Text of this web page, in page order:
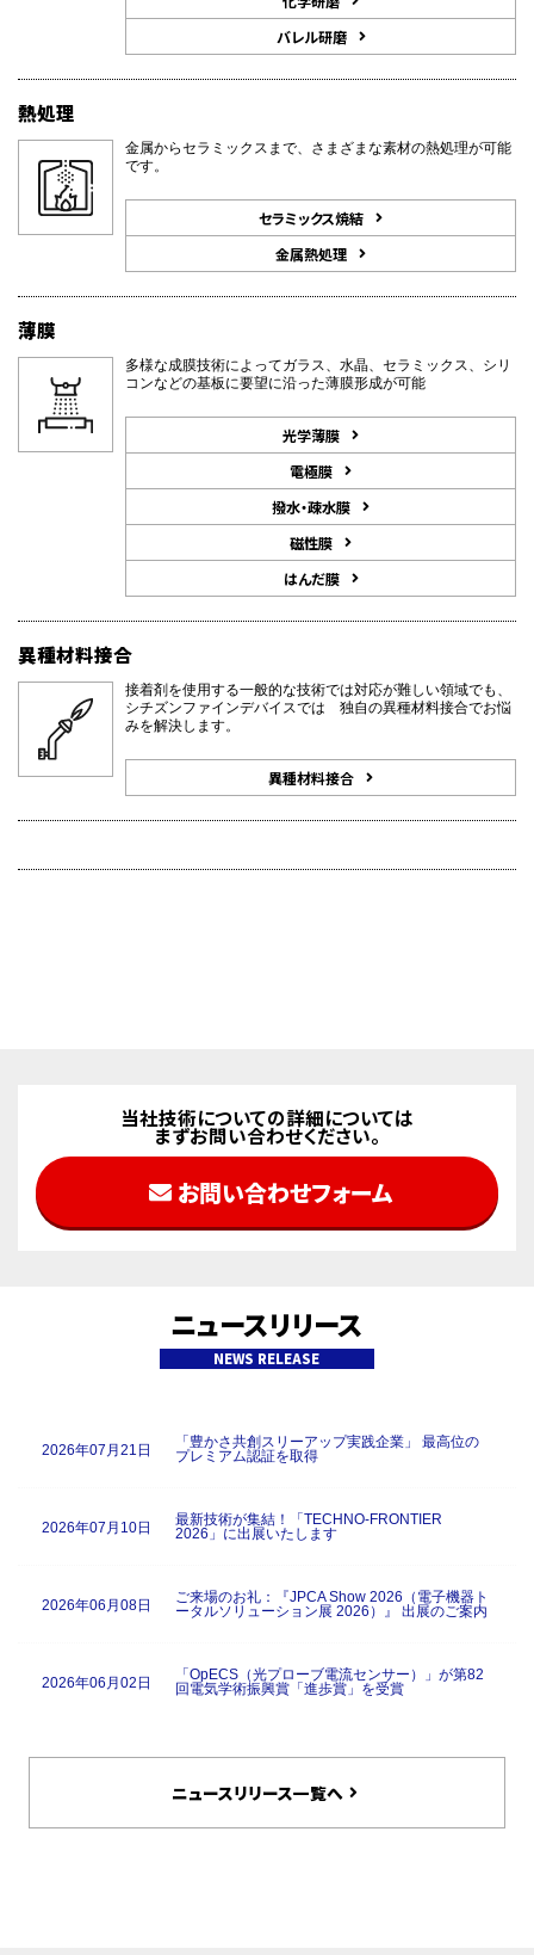
バレル研磨
熱処理
金属からセラミックスまで、さまざまな素材の熱処理が可能
です。
セラミックス焼結
金属熱処理
薄膜
多様な成膜技術によってガラス、水晶、セラミックス、シリ
コンなどの基板に要望に沿った薄膜形成が可能
光学薄膜
電極膜
撥水・疎水膜
磁性膜
はんだ膜
異種材料接合
接着剤を使用する一般的な技術では対応が難しい領域でも、
シチズンファインデバイスでは 独自の異種材料接合でお悩
みを解決します。
異種材料接合
当社技術についての詳細については
まずお問い合わせください。
お問い合わせフォーム
ニュースリリース
NEWS RELEASE
「豊かさ共創スリーアップ実践企業」 最高位の
プレミアム認証を取得
2026年07月21日
最新技術が集結！「TECHNO-FRONTIER
2026」に出展いたします
2026年07月10日
ご来場のお礼：『JPCA Show 2026（電子機器ト
ータルソリューション展 2026）』 出展のご案内
2026年06月08日
「OpECS（光プローブ電流センサー）」が第82
回電気学術振興賞「進歩賞」を受賞
2026年06月02日
ご来場のお礼：『OPIE ’26』 出展のご案内
2026年04月03日
案内
2026年04月03日
ニュースリリース一覧へ